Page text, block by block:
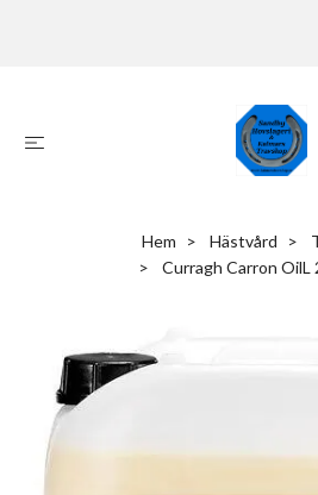
Hem Hästvård
Curragh Carron OilL